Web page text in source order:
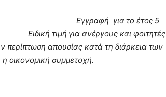
Εγγραφή για το έτος 5
και φοιτητές
περίπτωση απουσίας κατά τη διάρκεια των
οικονομική συμμετοχή.